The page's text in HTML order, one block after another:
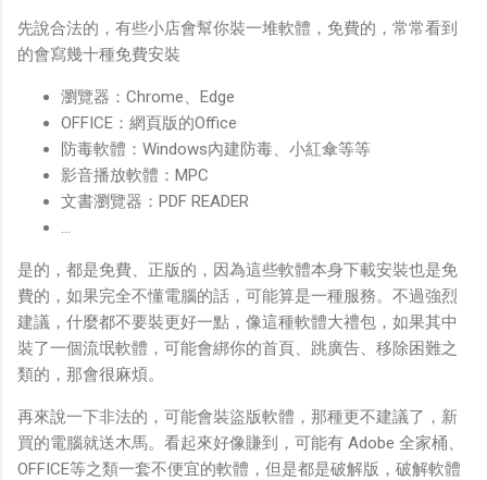
先說合法的，有些小店會幫你裝一堆軟體，免費的，常常看到
的會寫幾十種免費安裝
瀏覽器：Chrome、Edge
OFFICE：網頁版的Office
防毒軟體：Windows內建防毒、小紅傘等等
影音播放軟體：MPC
文書瀏覽器：PDF READER
...
是的，都是免費、正版的，因為這些軟體本身下載安裝也是免
費的，如果完全不懂電腦的話，可能算是一種服務。不過強烈
建議，什麼都不要裝更好一點，像這種軟體大禮包，如果其中
裝了一個流氓軟體，可能會綁你的首頁、跳廣告、移除困難之
類的，那會很麻煩。
再來說一下非法的，可能會裝盜版軟體，那種更不建議了，新
買的電腦就送木馬。看起來好像賺到，可能有 Adobe 全家桶、
OFFICE等之類一套不便宜的軟體，但是都是破解版，破解軟體